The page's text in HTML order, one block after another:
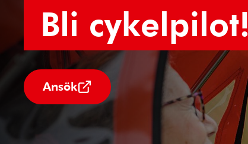
Bli cykelpilot!
Ansök